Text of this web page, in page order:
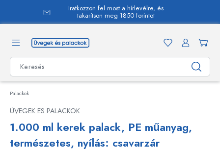
Iratkozzon fel most a hírlevélre, és
takarítson meg 1850 forintot
Palackok
ÜVEGEK ES PALACKOK
1.000 ml kerek palack, PE műanyag,
természetes, nyílás: csavarzár